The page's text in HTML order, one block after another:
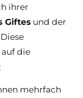
ihrer
Giftes und der
auf die
mehrfach